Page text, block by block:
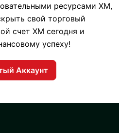
ресурсами XM,
свой торговый
счет XM сегодня и
успеху!
Аккаунт